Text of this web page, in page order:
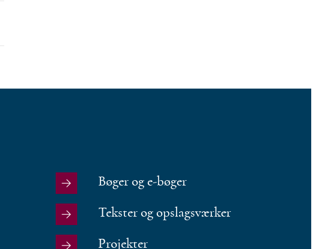
Bøger og e-bøger
Tekster og opslagsværker
Projekter